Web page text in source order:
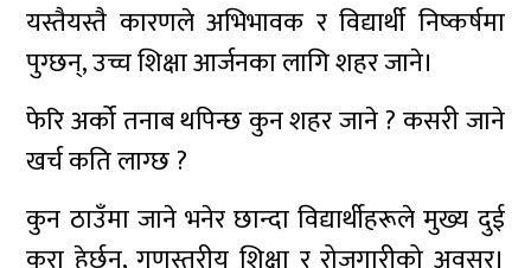
यस्तैयस्तै कारणले अभिभावक र विद्यार्थी निष्कर्षमा
पुग्छन्, उच्च शिक्षा आर्जनका लागि शहर जाने।
फेरि अर्को तनाब थपिन्छ कुन शहर जाने ? कसरी जाने
खर्च कति लाग्छ ?
कुन ठाउँमा जाने भनेर छान्दा विद्यार्थीहरूले मुख्य दुई